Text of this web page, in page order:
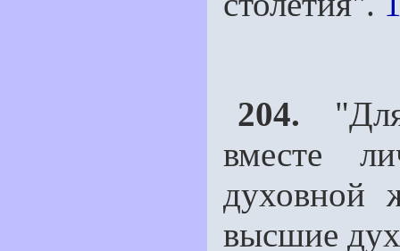
204.
вместе
духовной
высшие